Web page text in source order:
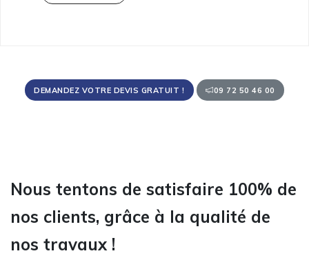
DEMANDEZ VOTRE DEVIS GRATUIT ! 09 72 50 46 00
Nous tentons de satisfaire 100% de
nos clients, grâce à la qualité de
nos travaux !